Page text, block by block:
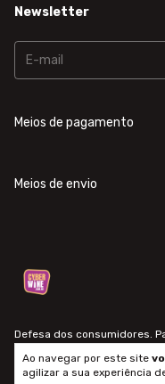
Ao navegar por este site
agilizar a sua experiência
Newsletter
Meios de pagamento
Meios de envio
Defesa dos consumidores.
arrependimento